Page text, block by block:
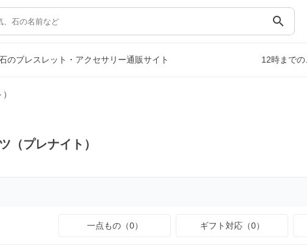
search
のブレスレット・アクセサリー通販サイト 12時まで
（プレナイト）
一点もの（0） ギフト対応（0）